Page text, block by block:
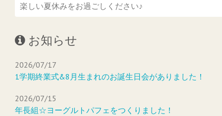
楽しい夏休みをお過ごしください♪
お知らせ
2026/07/17
1学期終業式&8月生まれのお誕生日会がありました！
2026/07/15
年長組☆ヨーグルトパフェをつくりました！